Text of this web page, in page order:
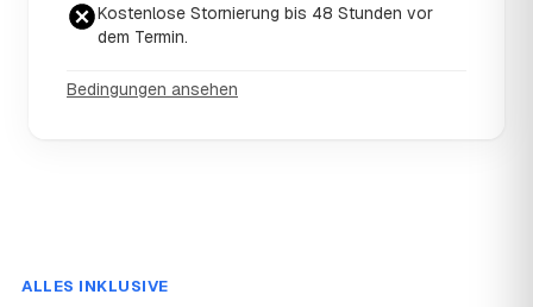
Kostenlose Stornierung bis 48 Stunden vor
dem Termin.
Bedingungen ansehen
ALLES INKLUSIVE